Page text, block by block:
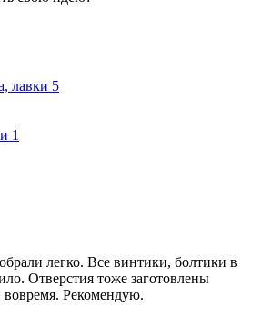
лавки 5
1
легко. Все винтики, болтики в
Отверстия тоже заготовлены
вовремя. Рекомендую.